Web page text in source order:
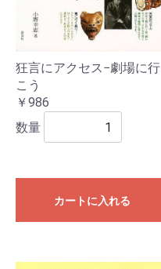
狂言にアクセス−劇場に行
こう
￥986
数量
カートに入れる